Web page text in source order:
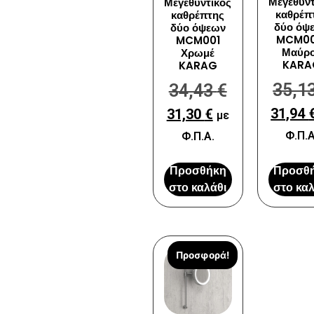
καθρέπτης
δύο όψεων
MCM001
Χρωμέ
KARAG
34,43€
31,30 € με
Φ.Π.Α.
Προσθήκη
στο καλάθι
δύο
31,94
στο
Προσφορά!